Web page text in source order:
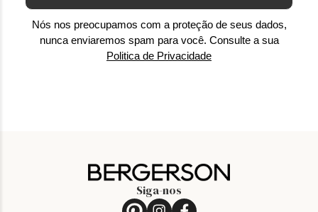
Nós nos preocupamos com a proteção de seus dados,
nunca enviaremos spam para você. Consulte a sua
Politica de Privacidade
Siga-nos